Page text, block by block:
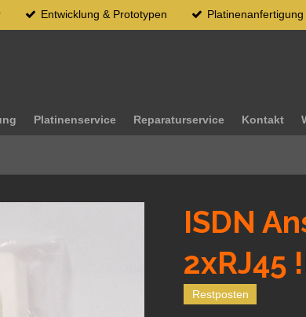
Entwicklung & Prototypen Platinenanfertigung
Platinenservice Reparaturservice Kontakt
ISDN
2xRJ45
Restposten